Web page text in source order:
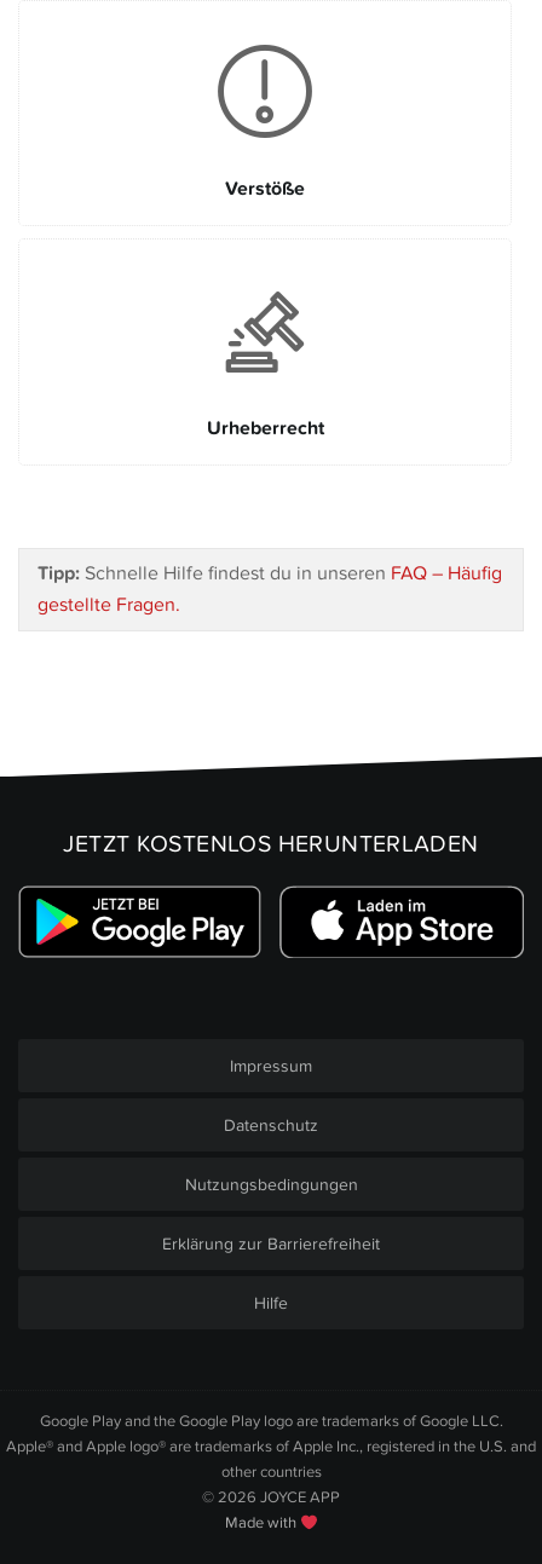
Verstöße
Urheberrecht
Tipp: Schnelle Hilfe findest du in unseren FAQ – Häufig
gestellte Fragen.
JETZT KOSTENLOS HERUNTERLADEN
Impressum
Datenschutz
Nutzungsbedingungen
Erklärung zur Barrierefreiheit
Hilfe
Google Play and the Google Play logo are trademarks of Google LLC.
Apple® and Apple logo® are trademarks of Apple Inc., registered in the U.S. and
other countries
© 2026 JOYCE APP
Made with